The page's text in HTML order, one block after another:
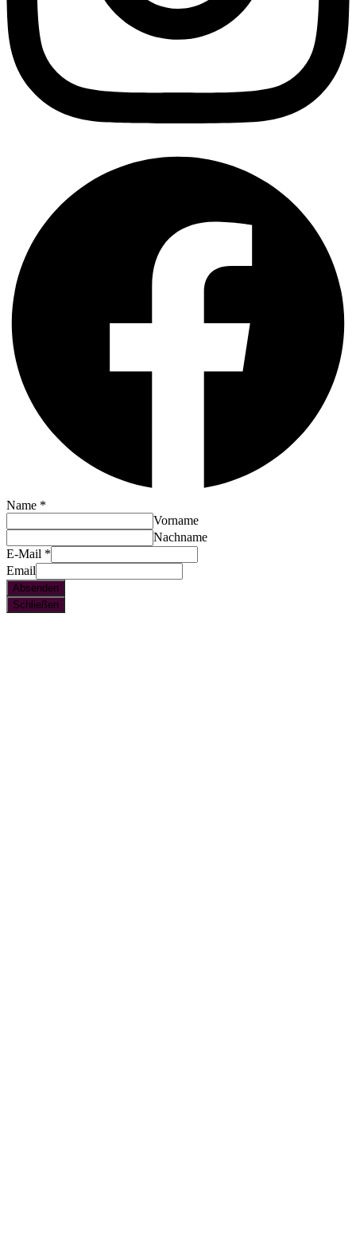
Name *
Vorname
Nachname
E-Mail *
Email
Absenden
Schließen